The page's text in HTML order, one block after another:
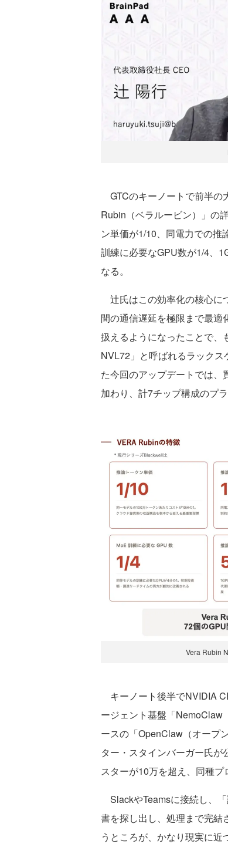
GTCのキーノートで前半の
Rubin（ベラルービン）」の
ン単価が1/10、同電力での推
訓練に必要なGPU数が1/4、
なる。
辻氏はこの効率化の核心に
間の通信遅延を極限まで最
扱えるようになったことで、
NVL72」と呼ばれるラック
た今回のアップデートでは
加わり、計7チップ構成のプ
Vera Rubin
キーノート後半でNVIDIA
ージェント基盤「NemoClaw
ースの「OpenClaw（オープ
ター・スタインバーガー氏
スターが10万を超え、同種プ
SlackやTeamsに接続し、
書を探し出し、処理まで完結
うところが、かなり現実に